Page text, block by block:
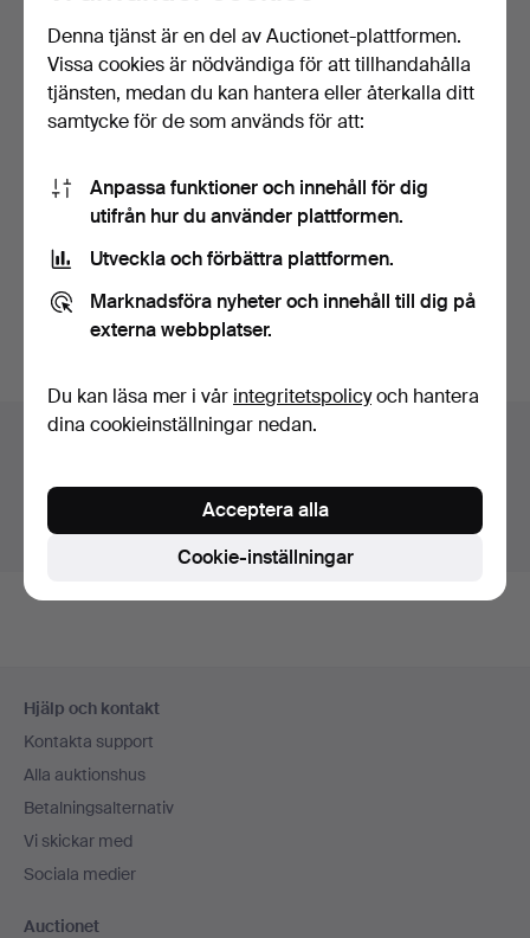
MATBORD, teak, "Bjärni",
Nils Jonsson, Tro…
Klubbades 20 maj 2026
27 bud
Bevaka sökning
Auktionsarkivet
Du söker i vårt arkiv över avslutade auktioner.
Visa pågående auktioner istället.
Hjälp och kontakt
Kontakta support
Alla auktionshus
Betalningsalternativ
Vi skickar med
Sociala medier
Auctionet
Denna tjänst är en del av Auctionet-plattformen.
Vissa cookies är nödvändiga för att tillhandahålla
tjänsten, medan du kan hantera eller återkalla ditt
samtycke för de som används för att:
Anpassa funktioner och innehåll för dig
utifrån hur du använder plattformen.
Utveckla och förbättra plattformen.
Marknadsföra nyheter och innehåll till dig på
externa webbplatser.
Du kan läsa mer i vår integritetspolicyoch hantera
dina cookieinställningar nedan.
Cookie-inställningar
Acceptera alla